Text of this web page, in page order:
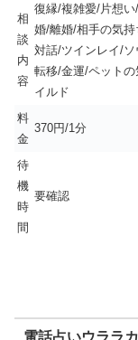
相
談
内
容
復縁/複雑愛/片想
婚/離婚/相手の気
対話/ツインレイ/
転移/金運/ペット
イルド
料
金
370円/1分
待
機
時
間
要確認
電話占いウララ